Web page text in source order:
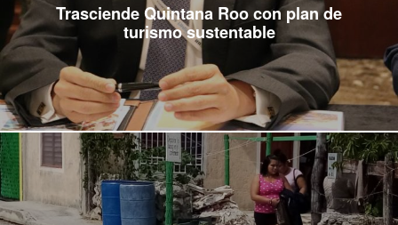
Trasciende Quintana Roo con plan de
turismo sustentable